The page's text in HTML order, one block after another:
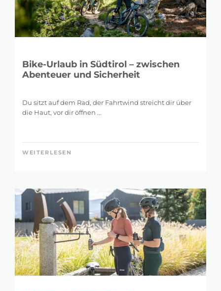
Bike-Urlaub in Südtirol – zwischen
Abenteuer und Sicherheit
Du sitzt auf dem Rad, der Fahrtwind streicht dir über
die Haut, vor dir öffnen ...
WEITERLESEN